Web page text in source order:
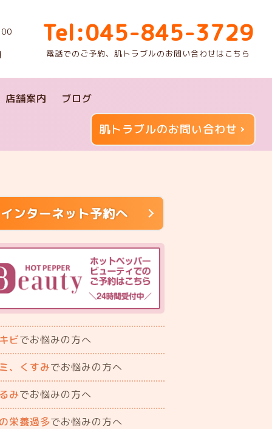
Tel:045-845-3729
電話でのご予約、肌トラブルのお問い合わせはこちら
店舗案内 ブログ
肌トラブルのお問い合わせ
インターネット予約へ
ビでお悩みの方へ
、くすみでお悩みの方へ
みでお悩みの方へ
栄養過多でお悩みの方へ